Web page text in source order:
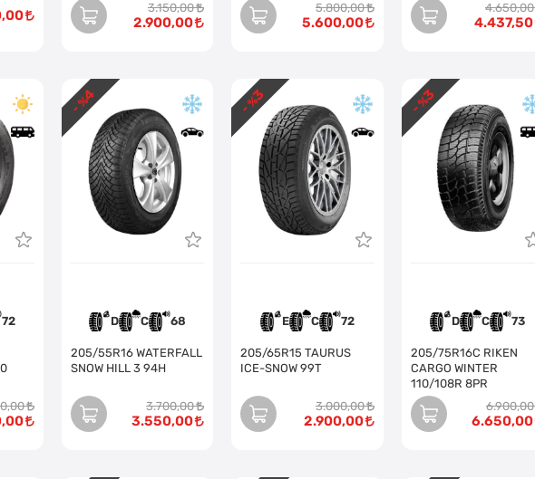
3.150,00
2.900,00
5.800,00
5.600,00
4.650,00
4.437,50
72 D C 68
205/55R16 WATERFALL
SNOW HILL 3 94H
3.700,00
3.550,00
- %
4
E C 72
205/65R15 TAURUS
ICE-SNOW 99T
3.000,00
2.900,00
- %
3
D C 73
205/75R16C RIKEN
CARGO WINTER
110/108R 8PR
6.900,00
6.650,00
- %
3